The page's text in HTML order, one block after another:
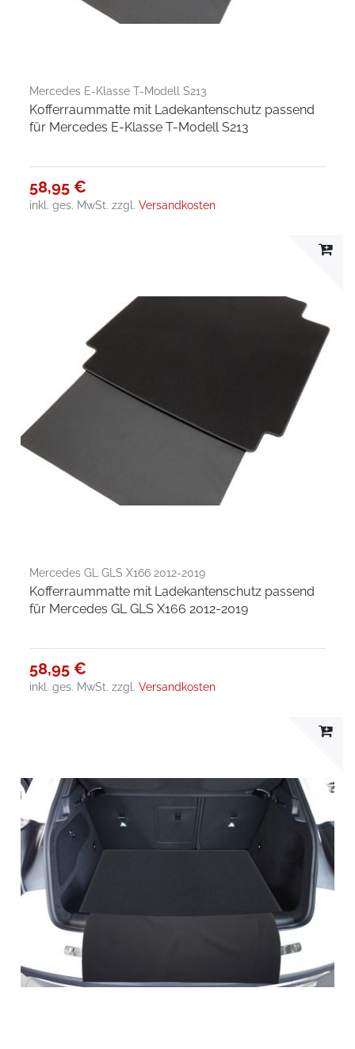
Mercedes E-Klasse T-Modell S213
Kofferraummatte mit Ladekantenschutz passend
für Mercedes E-Klasse T-Modell S213
58,95 €
inkl. ges. MwSt. zzgl.Versandkosten
Mercedes GL GLS X166 2012-2019
Kofferraummatte mit Ladekantenschutz passend
für Mercedes GL GLS X166 2012-2019
58,95 €
inkl. ges. MwSt. zzgl.Versandkosten